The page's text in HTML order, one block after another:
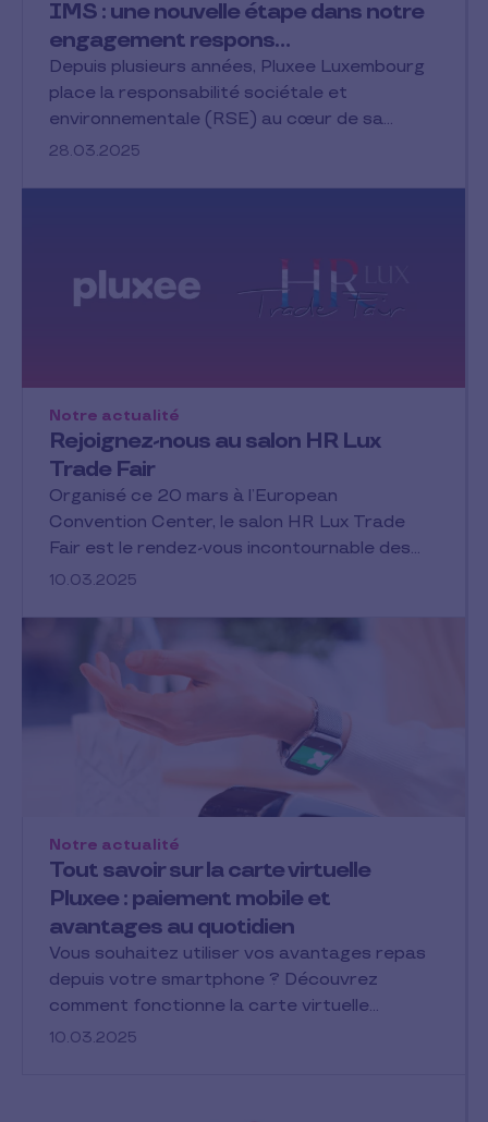
IMS : une nouvelle étape dans notre
engagement respons…
Depuis plusieurs années, Pluxee Luxembourg
place la responsabilité sociétale et
environnementale (RSE) au cœur de sa…
28.03.2025
Rejoignez-nous au salon HR Lux
Trade Fair
Notre actualité
Organisé ce 20 mars à l’European
Convention Center, le salon HR Lux Trade
Fair est le rendez-vous incontournable des…
10.03.2025
Tout savoir sur la carte virtuelle
Pluxee : paiement mobile et
avantages au quotidien
Notre actualité
Vous souhaitez utiliser vos avantages repas
depuis votre smartphone ? Découvrez
comment fonctionne la carte virtuelle…
10.03.2025